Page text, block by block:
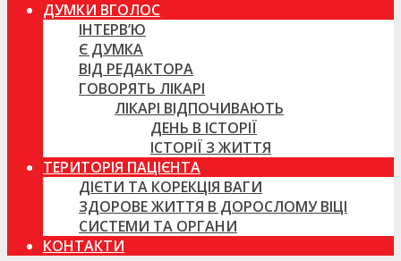
ДУМКИ ВГОЛОС
ІНТЕРВ’Ю
Є ДУМКА
ВІД РЕДАКТОРА
ГОВОРЯТЬ ЛІКАРІ
ЛІКАРІ ВІДПОЧИВАЮТЬ
ДЕНЬ В ІСТОРІЇ
ІСТОРІЇ З ЖИТТЯ
ТЕРИТОРІЯ ПАЦІЄНТА
ДІЄТИ ТА КОРЕКЦІЯ ВАГИ
ЗДОРОВЕ ЖИТТЯ В ДОРОСЛОМУ ВІЦІ
СИСТЕМИ ТА ОРГАНИ
КОНТАКТИ